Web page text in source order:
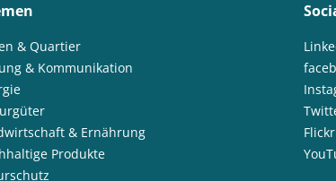
& Quartier
& Kommunikation
& Ernährung
Produkte
Flickr